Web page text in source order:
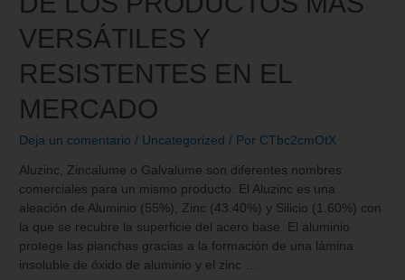
VERSÁTILES Y
RESISTENTES EN EL
MERCADO
Deja un comentario / Uncategorized / Por CTbc2cmOtX
Aluzinc, Zincalume o Galvalume son diferentes nombres
comerciales para un mismo producto. El Aluzinc es una
aleación de Aluminio (55%), Zinc (43.40%) y Silicio (1.60%) con
la que se recubre la superficie del acero base. El aluminio
protege las planchas gracias a la formación de una lámina
insoluble de óxido de aluminio y el zinc …